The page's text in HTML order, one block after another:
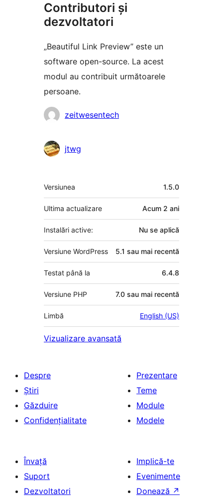
Contributori și
dezvoltatori
„Beautiful Link Preview” este un
software open-source. La acest
modul au contribuit următoarele
persoane.
Contributori
zeitwesentech
jtwg
Meta
Versiunea 1.5.0
Ultima actualizare Acum 2 ani
Instalări active: Nu se aplică
Versiune WordPress 5.1 sau mai recentă
Testat până la 6.4.8
Versiune PHP 7.0 sau mai recentă
Limbă English (US)
Vizualizare avansată
Despre
Știri
Găzduire
Confidențialitate
Prezentare
Teme
Module
Modele
Învață
Suport
Dezvoltatori
Implică-te
Evenimente
Donează ↗